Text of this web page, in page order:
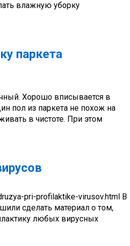
влажную уборку
паркета
Хорошо вписывается в
пол из паркета не похож на
в чистоте. При этом
pri-profilaktike-virusov.html В
сделать материал о том,
любых вирусных